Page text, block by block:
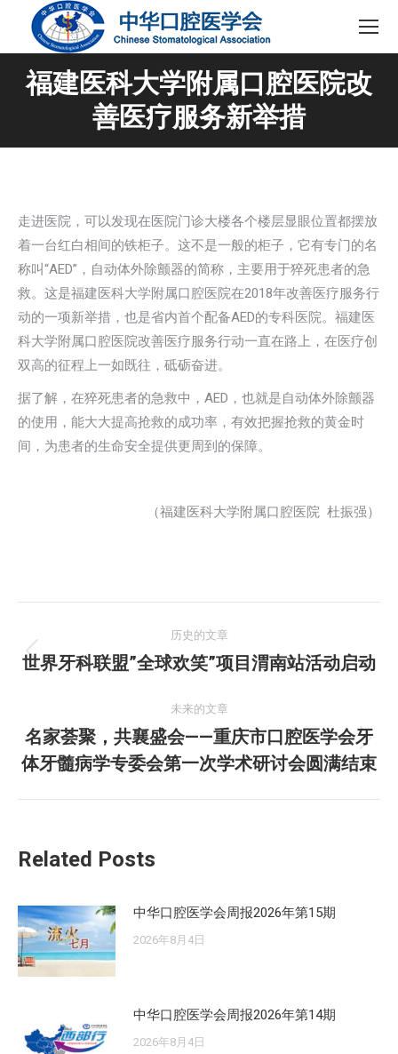
福建医科大学附属口腔医院改
善医疗服务新举措
走进医院，可以发现在医院门诊大楼各个楼层显眼位置都摆放
着一台红白相间的铁柜子。这不是一般的柜子，它有专门的名
称叫“AED”，自动体外除颤器的简称，主要用于猝死患者的急
救。这是福建医科大学附属口腔医院在2018年改善医疗服务行
动的一项新举措，也是省内首个配备AED的专科医院。福建医
科大学附属口腔医院改善医疗服务行动一直在路上，在医疗创
双高的征程上一如既往，砥砺奋进。
据了解，在猝死患者的急救中，AED，也就是自动体外除颤器
的使用，能大大提高抢救的成功率，有效把握抢救的黄金时
间，为患者的生命安全提供更周到的保障。
（福建医科大学附属口腔医院 杜振强）
章
航
历史的文章
历
的
文
章：
世界牙科联盟”全球欢笑”项目渭南站活动启动
未来的文章
来
的
名家荟聚，共襄盛会——重庆市口腔医学会牙
体牙髓病学专委会第一次学术研讨会圆满结束
Related Posts
中华口腔医学会周报2026年第15期
2026年8月4日
中华口腔医学会周报2026年第14期
2026年8月4日